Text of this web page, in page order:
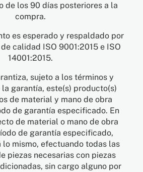
de los 90 días posteriores a la
compra.
es esperado y respaldado por
calidad ISO 9001:2015 e ISO
14001:2015.
sujeto a los términos y
garantía, este(s) producto(s)
de material y mano de obra
de garantía especificado. En
de material o mano de obra
de garantía especificado,
lo mismo, efectuando todas las
piezas necesarias con piezas
sin cargo alguno por